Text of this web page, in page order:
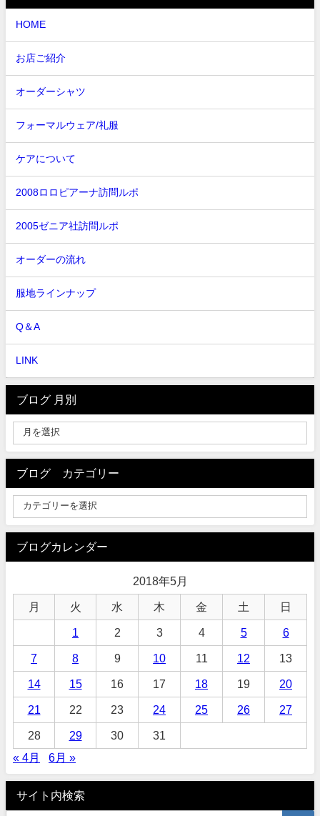
HOME
お店ご紹介
オーダーシャツ
フォーマルウェア/礼服
ケアについて
2008ロロピアーナ訪問ルポ
2005ゼニア社訪問ルポ
オーダーの流れ
服地ラインナップ
Q＆A
LINK
ブログ 月別
ブログ カテゴリー
ブログカレンダー
2018年5月
月 火 水 木 金 土 日
1 2 3 4 5 6
7 8 9 10 11 12 13
14 15 16 17 18 19 20
21 22 23 24 25 26 27
28 29 30
31
« 4月
6月 »
サイト内検索